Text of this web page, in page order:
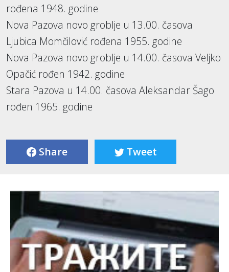
rođena 1948. godine
Nova Pazova novo groblje u 13.00. časova
Ljubica Momčilović rođena 1955. godine
Nova Pazova novo groblje u 14.00. časova Veljko
Opačić rođen 1942. godine
Stara Pazova u 14.00. časova Aleksandar Šago
rođen 1965. godine
Share Tweet